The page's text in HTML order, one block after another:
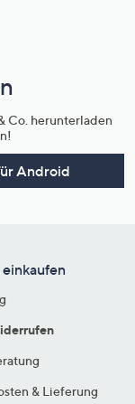
Co. herunterladen
Android
& Lieferung